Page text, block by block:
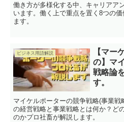
働き方が多様化する中、キャリアア
います。働く上で重点を置く8つの
ます。
ビジネス用語解説
【マー
の】マ
戦略論
す。
マイケルポーターの競争戦略(事業
の経営戦略と事業戦略とは何か？ど
のかプロ社畜が解説します。